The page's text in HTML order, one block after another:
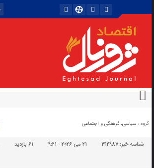
گروه : سیاسی، فرهنگی و اجتماعی
شناسه خبر:312987 21 می 2026 - 9:21 61 بازدید